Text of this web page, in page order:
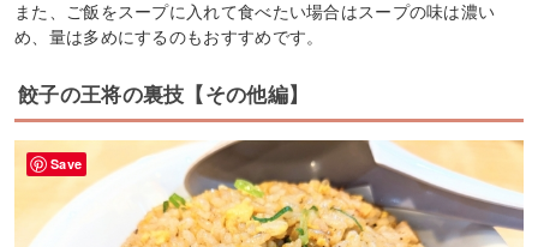
また、ご飯をスープに入れて食べたい場合はスープの味は濃い
め、量は多めにするのもおすすめです。
餃子の王将の裏技【その他編】
Save